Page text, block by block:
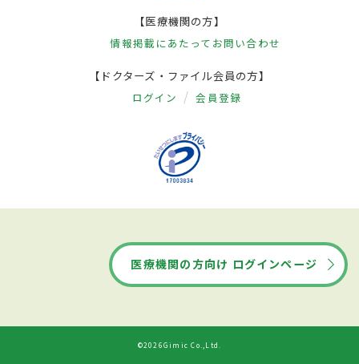
【医療機関の方】
情報掲載にあたって お問い合わせ
【ドクターズ・ファイル会員の方】
ログイン 会員登録
医療機関の方向け ログインページ
©2026Gimic Co.,Ltd.